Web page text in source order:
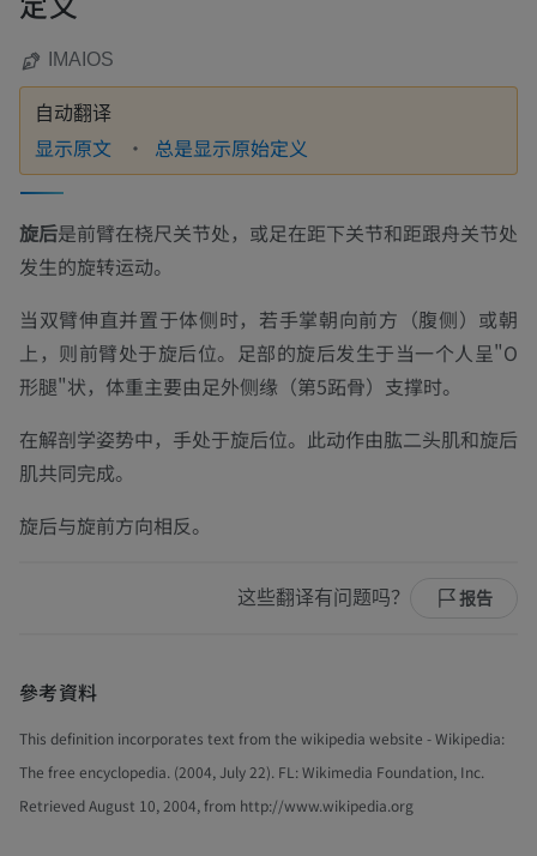
IMAIOS
自动翻译
显示原文 总是显示原始定义
旋后是前臂在桡尺关节处，或足在距下关节和距跟舟关节处
发生的旋转运动。
当双臂伸直并置于体侧时，若手掌朝向前方（腹侧）或朝
上，则前臂处于旋后位。足部的旋后发生于当一个人呈"O
形腿"状，体重主要由足外侧缘（第5跖骨）支撑时。
在解剖学姿势中，手处于旋后位。此动作由肱二头肌和旋后
肌共同完成。
旋后与旋前方向相反。
这些翻译有问题吗？ 报告
參考資料
This definition incorporates text from the wikipedia website - Wikipedia:
The free encyclopedia. (2004, July 22). FL: Wikimedia Foundation, Inc.
Retrieved August 10, 2004, from http://www.wikipedia.org